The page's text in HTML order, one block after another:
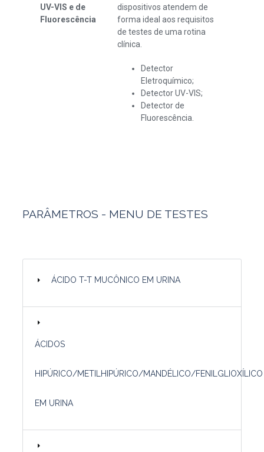
UV-VIS e de
Fluorescência
dispositivos atendem de
forma ideal aos requisitos
de testes de uma rotina
clínica.
Detector
Eletroquímico;
Detector UV-VIS;
Detector de
Fluorescência.
PARÂMETROS - MENU DE TESTES
ÁCIDO T-T MUCÔNICO EM URINA
ÁCIDOS
HIPÚRICO/METILHIPÚRICO/MANDÉLICO/FENILGLIOXÍLICO
EM URINA